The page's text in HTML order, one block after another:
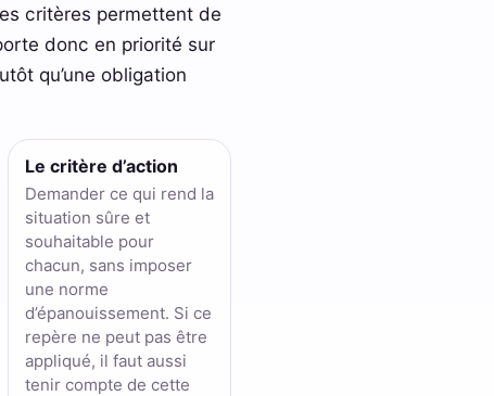
critères permettent de
donc en priorité sur
qu’une obligation
Le critère d’action
Demander ce qui rend la
situation sûre et
souhaitable pour
chacun, sans imposer
une norme
d’épanouissement. Si ce
repère ne peut pas être
appliqué, il faut aussi
tenir compte de cette